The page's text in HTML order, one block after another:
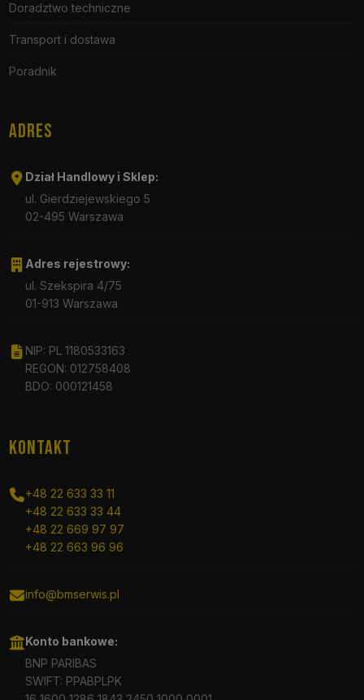
Doradztwo techniczne
Transport i dostawa
Poradnik
ADRES
Dział Handlowy i Sklep:
ul. Gierdziejewskiego 5
02-495 Warszawa
Adres rejestrowy:
ul. Szekspira 4/75
01-913 Warszawa
NIP: PL 1180533163
REGON: 012758408
BDO: 000121458
KONTAKT
+48 22 633 33 11
+48 22 633 33 44
+48 22 669 97 97
+48 22 663 96 96
info@bmserwis.pl
Konto bankowe:
BNP PARIBAS
SWIFT: PPABPLPK